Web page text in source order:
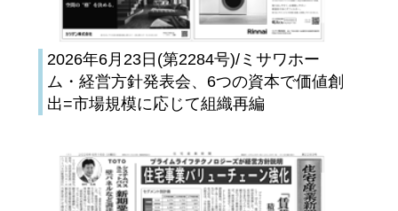
2026年6月23日(第2284号)/ミサワホー
ム・経営方針発表会、6つの資本で価値創
出=市場規模に応じて組織再編